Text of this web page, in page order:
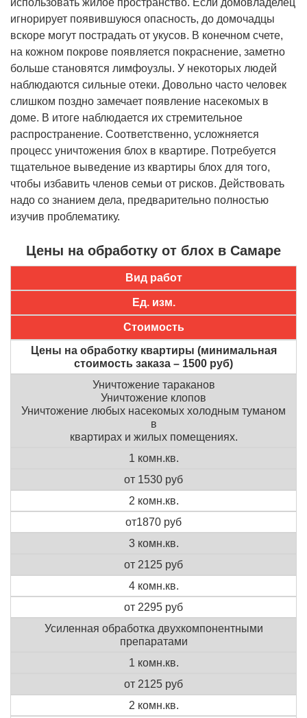
использовать жилое пространство. Если домовладелец
игнорирует появившуюся опасность, до домочадцы
вскоре могут пострадать от укусов. В конечном счете,
на кожном покрове появляется покраснение, заметно
больше становятся лимфоузлы. У некоторых людей
наблюдаются сильные отеки. Довольно часто человек
слишком поздно замечает появление насекомых в
доме. В итоге наблюдается их стремительное
распространение. Соответственно, усложняется
процесс уничтожения блох в квартире. Потребуется
тщательное выведение из квартиры блох для того,
чтобы избавить членов семьи от рисков. Действовать
надо со знанием дела, предварительно полностью
изучив проблематику.
Цены на обработку от блох в Самаре
Вид работ
Ед. изм.
Стоимость
Цены на обработку квартиры (минимальная
стоимость заказа – 1500 руб)
Уничтожение тараканов
Уничтожение клопов
Уничтожение любых насекомых холодным туманом
в
квартирах и жилых помещениях.
1 комн.кв.
от 1530 руб
2 комн.кв.
от1870 руб
3 комн.кв.
от 2125 руб
4 комн.кв.
от 2295 руб
Усиленная обработка двухкомпонентными
препаратами
1 комн.кв.
от 2125 руб
2 комн.кв.